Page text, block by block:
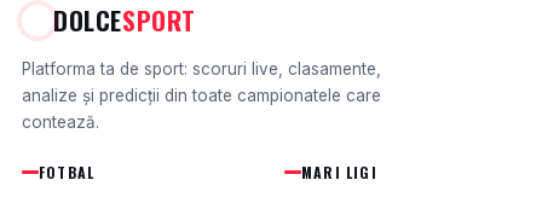
DOLCESPORT
Platforma ta de sport: scoruri live, clasamente,
analize și predicții din toate campionatele care
contează.
FOTBAL MARI LIGI